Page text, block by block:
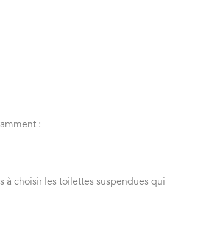
:
à choisir les toilettes suspendues qui